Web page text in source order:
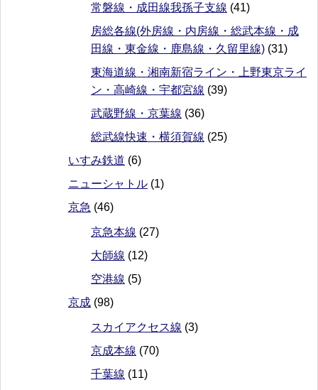
常磐線・成田線我孫子支線 (41)
房総各線(外房線・内房線・総武本線・成
田線・東金線・鹿島線・久留里線) (31)
東海道線・湘南新宿ライン・上野東京ライ
ン・高崎線・宇都宮線 (39)
武蔵野線・京葉線 (36)
総武線快速・横須賀線 (25)
いすみ鉄道 (6)
ニューシャトル (1)
京急 (46)
京急本線 (27)
大師線 (12)
空港線 (5)
京成 (98)
スカイアクセス線 (3)
京成本線 (70)
千葉線 (11)